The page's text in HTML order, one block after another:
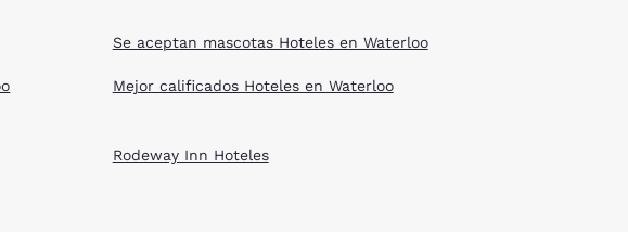
Se aceptan mascotas Hoteles en Waterloo
Mejor calificados Hoteles en Waterloo
Rodeway Inn Hoteles